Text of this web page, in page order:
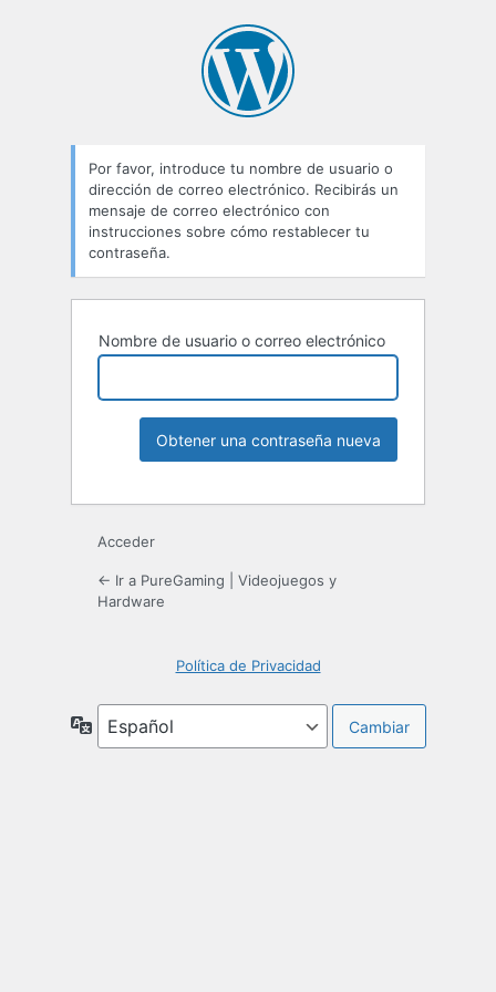
Por favor, introduce tu nombre de usuario o
dirección de correo electrónico. Recibirás un
mensaje de correo electrónico con
instrucciones sobre cómo restablecer tu
contraseña.
Nombre de usuario o correo electrónico
Acceder
← Ir a PureGaming | Videojuegos y
Hardware
Política de Privacidad
Idioma